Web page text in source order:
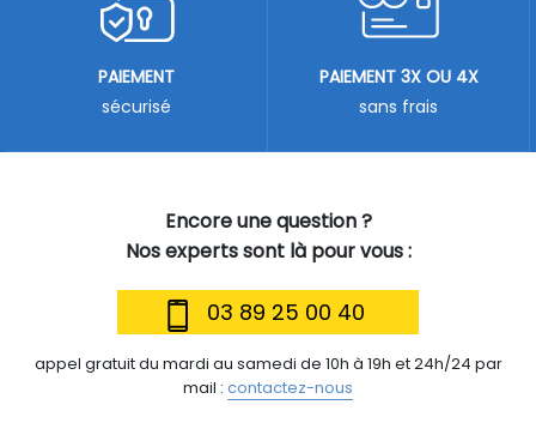
Encore une question ?
Nos experts sont là pour vous :
03 89 25 00 40
appel gratuit du mardi au samedi de 10h à 19h et 24h/24 par
mail : contactez-nous
PAIEMENT
sécurisé
PAIEMENT 3X OU 4X
sans frais